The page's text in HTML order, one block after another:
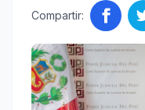
Compartir: